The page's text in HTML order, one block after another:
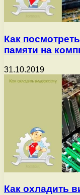
Как
памяти на
31.10.2019
Как охладить